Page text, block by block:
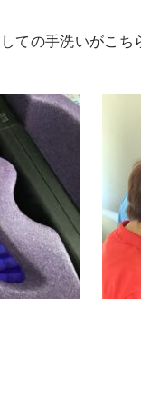
ての手洗いがこち